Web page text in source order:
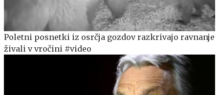
Poletni posnetki iz osrčja gozdov razkrivajo ravnanje
živali v vročini #video